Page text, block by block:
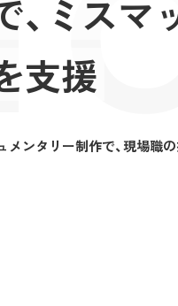
、ミスマ
支援
メンタリー制作で、現場職